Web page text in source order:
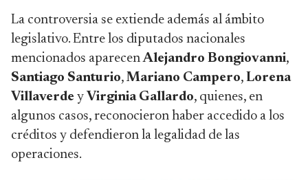
La controversia se extiende además al ámbito
legislativo. Entre los diputados nacionales
mencionados aparecenAlejandro Bongiovanni,
Santiago Santurio, Mariano Campero, Lorena
Villaverde y Virginia Gallardo, quienes, en
algunos casos, reconocieron haber accedido a los
créditos y defendieron la legalidad de las
operaciones.